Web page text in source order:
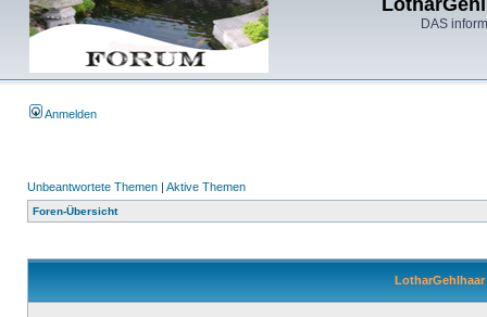
DAS
Anmelden
Unbeantwortete Themen | Aktive Themen
Foren-Übersicht